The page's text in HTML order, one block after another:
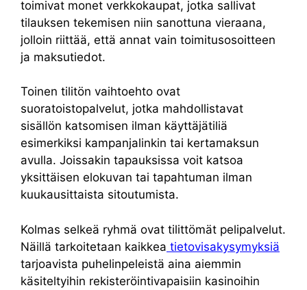
toimivat monet verkkokaupat, jotka sallivat
tilauksen tekemisen niin sanottuna vieraana,
jolloin riittää, että annat vain toimitusosoitteen
ja maksutiedot.
Toinen tilitön vaihtoehto ovat
suoratoistopalvelut, jotka mahdollistavat
sisällön katsomisen ilman käyttäjätiliä
esimerkiksi kampanjalinkin tai kertamaksun
avulla. Joissakin tapauksissa voit katsoa
yksittäisen elokuvan tai tapahtuman ilman
kuukausittaista sitoutumista.
Kolmas selkeä ryhmä ovat tilittömät pelipalvelut.
Näillä tarkoitetaan kaikkea tietovisakysymyksiä
tarjoavista puhelinpeleistä aina aiemmin
käsiteltyihin rekisteröintivapaisiin kasinoihin